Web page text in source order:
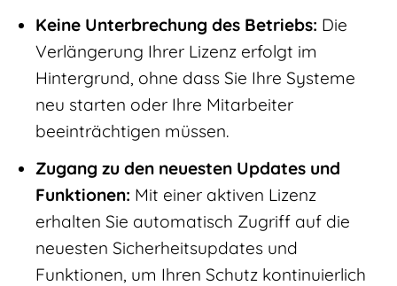
Keine Unterbrechung des Betriebs: Die
Verlängerung Ihrer Lizenz erfolgt im
Hintergrund, ohne dass Sie Ihre Systeme
neu starten oder Ihre Mitarbeiter
beeinträchtigen müssen.
Zugang zu den neuesten Updates und
Funktionen: Mit einer aktiven Lizenz
erhalten Sie automatisch Zugriff auf die
neuesten Sicherheitsupdates und
Funktionen, um Ihren Schutz kontinuierlich